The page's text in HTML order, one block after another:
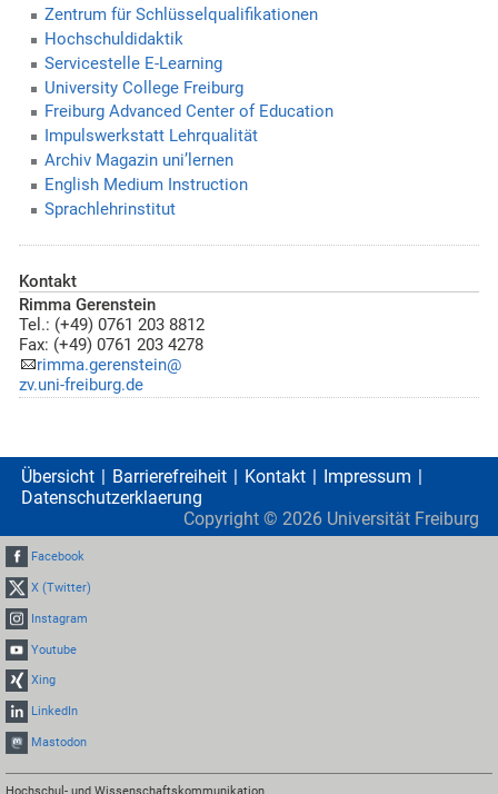
Zentrum für Schlüsselqualifikationen
Hochschuldidaktik
Servicestelle E-Learning
University College Freiburg
Freiburg Advanced Center of Education
Impulswerkstatt Lehrqualität
Archiv Magazin uni’lernen
English Medium Instruction
Sprachlehrinstitut
Kontakt
Rimma Gerenstein
Tel.: (+49) 0761 203 8812
Fax: (+49) 0761 203 4278
rimma.gerenstein@
zv.uni-freiburg.de
Übersicht Barrierefreiheit Kontakt
Impressum
Datenschutzerklaerung
Copyright © 2026 Universität Freiburg
Facebook
X (Twitter)
Instagram
Youtube
Xing
LinkedIn
Mastodon